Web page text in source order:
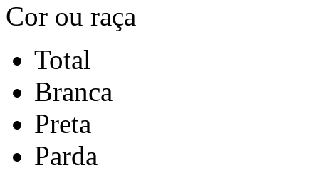
Cor ou raça
Total
Branca
Preta
Parda